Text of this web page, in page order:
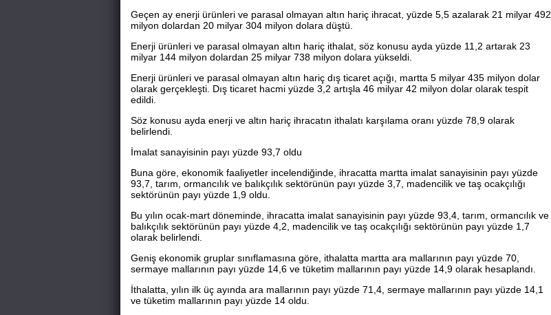
Geçen ay enerji ürünleri ve parasal olmayan altın hariç ihracat, yüzde 5,5 azalarak 21 milyar 492
milyon dolardan 20 milyar 304 milyon dolara düştü.
Enerji ürünleri ve parasal olmayan altın hariç ithalat, söz konusu ayda yüzde 11,2 artarak 23
milyar 144 milyon dolardan 25 milyar 738 milyon dolara yükseldi.
Enerji ürünleri ve parasal olmayan altın hariç dış ticaret açığı, martta 5 milyar 435 milyon dolar
olarak gerçekleşti. Dış ticaret hacmi yüzde 3,2 artışla 46 milyar 42 milyon dolar olarak tespit
edildi.
Söz konusu ayda enerji ve altın hariç ihracatın ithalatı karşılama oranı yüzde 78,9 olarak
belirlendi.
İmalat sanayisinin payı yüzde 93,7 oldu
Buna göre, ekonomik faaliyetler incelendiğinde, ihracatta martta imalat sanayisinin payı yüzde
93,7, tarım, ormancılık ve balıkçılık sektörünün payı yüzde 3,7, madencilik ve taş ocakçılığı
sektörünün payı yüzde 1,9 oldu.
Bu yılın ocak-mart döneminde, ihracatta imalat sanayisinin payı yüzde 93,4, tarım, ormancılık ve
balıkçılık sektörünün payı yüzde 4,2, madencilik ve taş ocakçılığı sektörünün payı yüzde 1,7
olarak belirlendi.
Geniş ekonomik gruplar sınıflamasına göre, ithalatta martta ara mallarının payı yüzde 70,
sermaye mallarının payı yüzde 14,6 ve tüketim mallarının payı yüzde 14,9 olarak hesaplandı.
İthalatta, yılın ilk üç ayında ara mallarının payı yüzde 71,4, sermaye mallarının payı yüzde 14,1
ve tüketim mallarının payı yüzde 14 oldu.